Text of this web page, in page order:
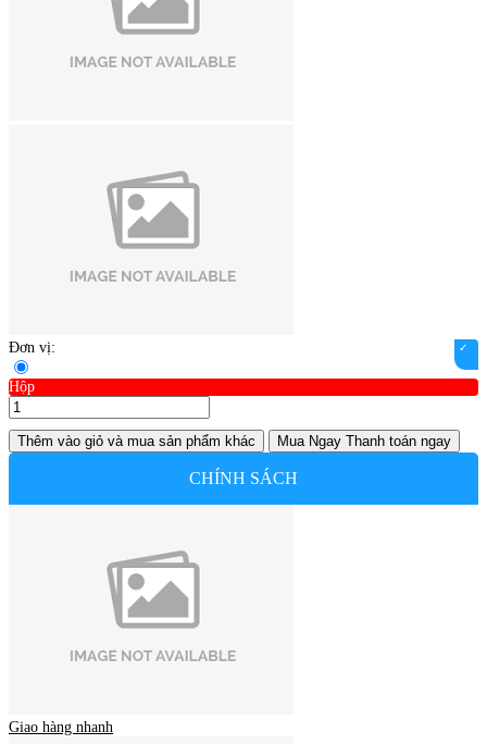
Đơn vị:
Hộp
Thêm vào giỏ và mua sản phẩm khác Mua Ngay Thanh toán ngay
CHÍNH SÁCH
Giao hàng nhanh